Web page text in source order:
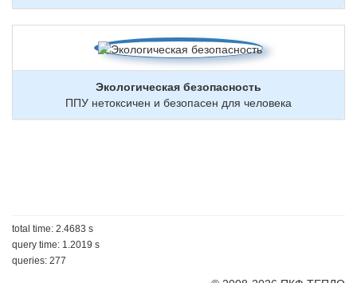
Экологическая безопасность
ППУ нетоксичен и безопасен для человека
total time: 2.4683 s
query time: 1.2019 s
queries: 277